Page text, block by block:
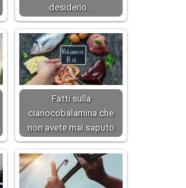
desiderio…
Fatti sulla
cianocobalamina che
non avete mai saputo